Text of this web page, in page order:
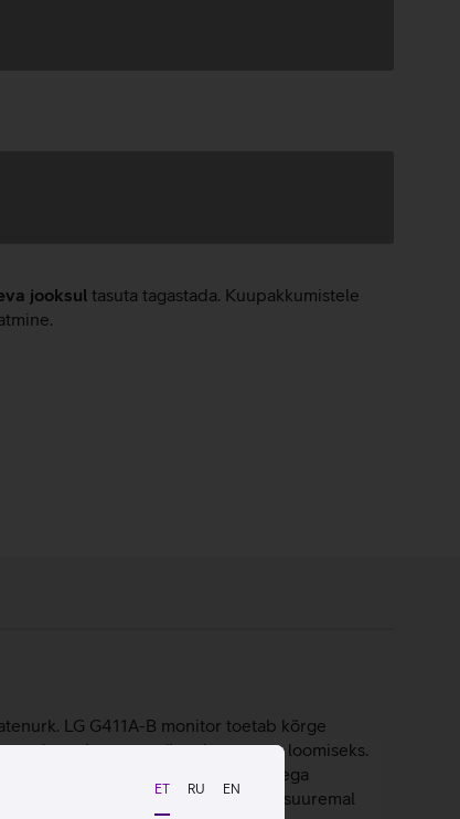
ET RU EN
jooksul tasuta tagastada. Kuupakkumistele
LG G411A-B monitor toetab kõrge
kaasahaarava mängukogemuse loomiseks.
mille ekraanil näidatakse sellega
sülearvutiga, kui on vaja näha sisu suuremal